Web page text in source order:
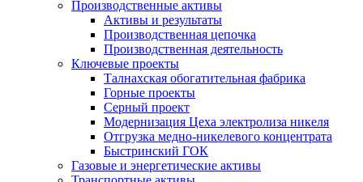
Производственные активы
Активы и результаты
Производственная цепочка
Производственная деятельность
Ключевые проекты
Талнахская обогатительная фабрика
Горные проекты
Серный проект
Модернизация Цеха электролиза никеля
Отгрузка медно-никелевого концентрата
Быстринский ГОК
Газовые и энергетические активы